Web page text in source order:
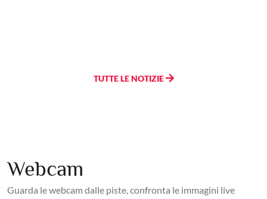
TUTTE LE NOTIZIE
Webcam
Guarda le webcam dalle piste, confronta le immagini live